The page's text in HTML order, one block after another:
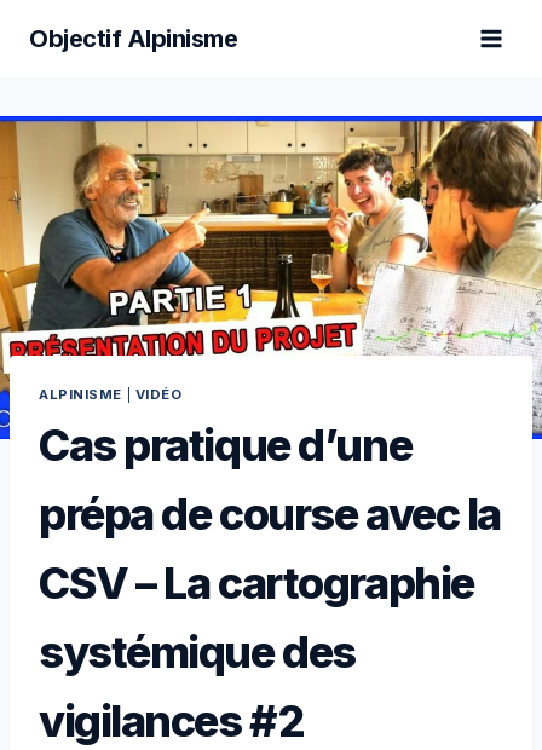
Objectif Alpinisme
ALPINISME VIDÉO
Cas pratique d’une
prépa de course avec la
CSV – La cartographie
systémique des
vigilances #2